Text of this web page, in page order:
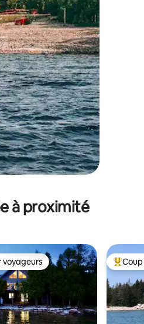
à proximité
les plus appréciés Coups